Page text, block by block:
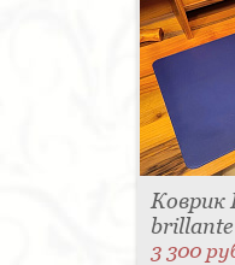
Коврик
brillante
3 300